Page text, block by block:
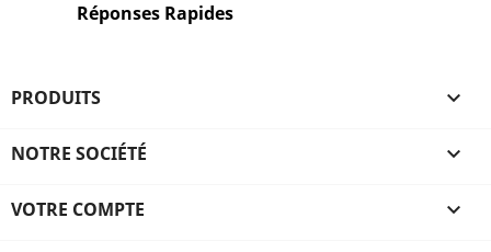
Réponses Rapides
PRODUITS 
NOTRE SOCIÉTÉ 
VOTRE COMPTE 